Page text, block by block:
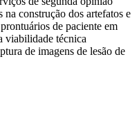
construção dos artefatos e
de paciente em
viabilidade técnica
de imagens de lesão de